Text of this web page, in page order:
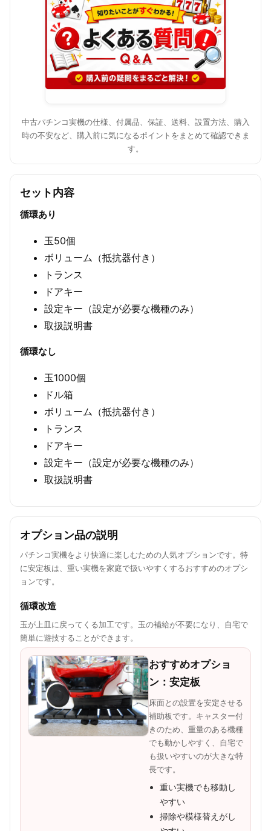
中古パチンコ実機の仕様、付属品、保証、送料、設置方法、購入
時の不安など、購入前に気になるポイントをまとめて確認できま
す。
セット内容
循環あり
玉50個
ボリューム（抵抗器付き）
トランス
ドアキー
設定キー（設定が必要な機種のみ）
取扱説明書
循環なし
玉1000個
ドル箱
ボリューム（抵抗器付き）
トランス
ドアキー
設定キー（設定が必要な機種のみ）
取扱説明書
オプション品の説明
パチンコ実機をより快適に楽しむための人気オプションです。特
に安定板は、重い実機を家庭で扱いやすくするおすすめのオプシ
ョンです。
循環改造
玉が上皿に戻ってくる加工です。玉の補給が不要になり、自宅で
簡単に遊技することができます。
おすすめオプショ
ン：安定板
床面との設置を安定させる
補助板です。キャスター付
きのため、重量のある機種
でも動かしやすく、自宅で
も扱いやすいのが大きな特
長です。
重い実機でも移動し
やすい
掃除や模様替えがし